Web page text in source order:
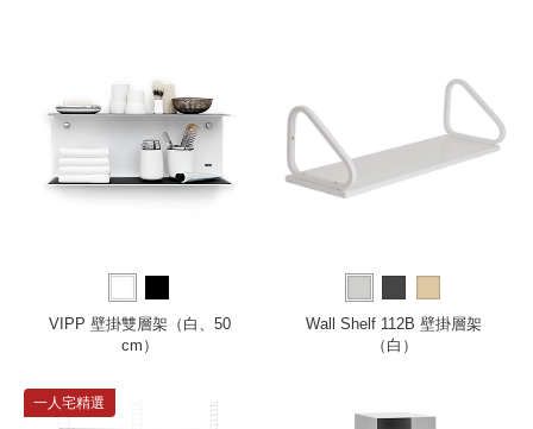
VIPP 壁掛雙層架（白、50
cm）
Wall Shelf 112B 壁掛層架
（白）
一人宅精選